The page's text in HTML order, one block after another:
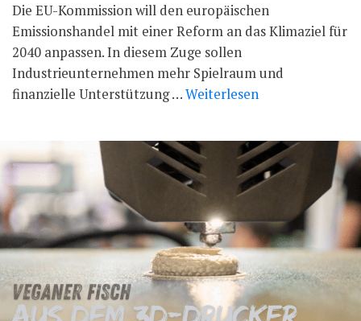
Die EU-Kommission will den europäischen
Emissionshandel mit einer Reform an das Klimaziel für
2040 anpassen. In diesem Zuge sollen
Industrieunternehmen mehr Spielraum und
finanzielle Unterstützung …Weiterlesen